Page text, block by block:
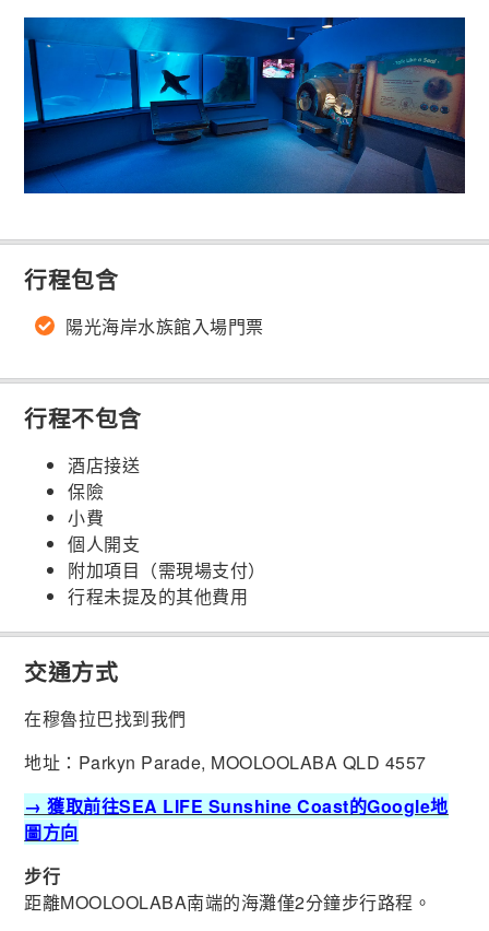
行程包含
陽光海岸水族館入場門票
行程不包含
酒店接送
保險
小費
個人開支
附加項目（需現場支付）
行程未提及的其他費用
交通方式
在穆魯拉巴找到我們
地址：Parkyn Parade, MOOLOOLABA QLD 4557
→ 獲取前往SEA LIFE Sunshine Coast的Google地
圖方向
步行
距離MOOLOOLABA南端的海灘僅2分鐘步行路程。